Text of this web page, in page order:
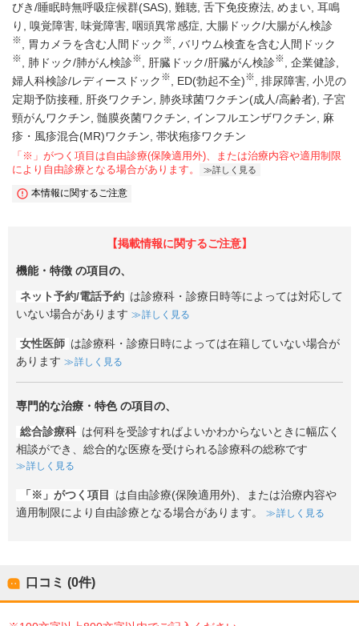
びき/睡眠時無呼吸症候群(SAS) 難聴 舌下免疫療法 めまい 耳鳴
り
嗅覚障害 味覚障害 咽頭異常感症 大腸ドック/大腸がん検診
※ 胃カメラを含む人間ドック ※ バリウム検査を含む人間ドック
※ 肺ドック/肺がん検診※ 肝臓ドック/肝臓がん検診※
企業健診
婦人科検診/レディースドック ※ ED(勃起不全)※ 排尿障害 小児の
定期予防接種
肝炎ワクチン 肺炎球菌ワクチン(成人/高齢者) 子宮
頸がんワクチン 髄膜炎菌ワクチン インフルエンザワクチン
麻
疹・風疹混合(MR)ワクチン 帯状疱疹ワクチン
「※」がつく項目は自由診療(保険適用外)、または治療内容や適用制限
により自由診療となる場合があります。
詳しく見る
本情報に関するご注意
【掲載情報に関するご注意】
機能・特徴 の項目の、
ネット予約/電話予約 は診療科・診療日時等によっては対応して
いない場合があります
詳しく見る
女性医師 は診療科・診療日時によっては在籍していない場合が
あります
詳しく見る
専門的な治療・特色の項目の、
総合診療科 は何科を受診すればよいかわからないときに幅広く
相談ができ、総合的な医療を受けられる診療科の総称です
詳しく見る
「※」がつく項目
は自由診療(保険適用外)、または治療内容や
適用制限により自由診療となる場合があります。
詳しく見る
口コミ (0件)